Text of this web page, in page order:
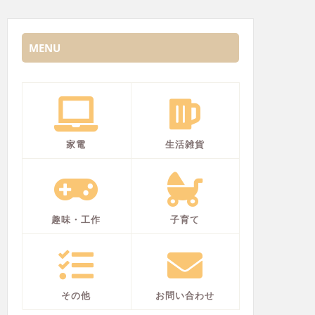
MENU
家電 生活雑貨
趣味・工作 子育て
その他 お問い合わせ